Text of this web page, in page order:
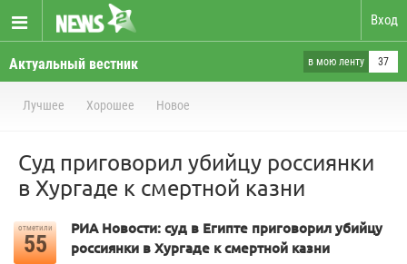
Вход
Актуальный вестник в мою ленту 37
Лучшее Хорошее Новое
Суд приговорил убийцу россиянки
в Хургаде к смертной казни
отметили
55
РИА Новости: суд в Египте приговорил убийцу
россиянки в Хургаде к смертной казни